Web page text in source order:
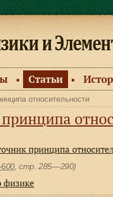
● Статьи ●
относительности
принципа
, стр. 285—290)
физике